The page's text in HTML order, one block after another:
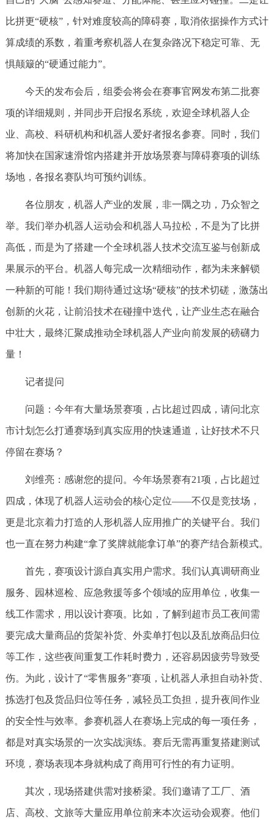
比拼更“硬核”，针对难度较高的障碍赛，取消依据操作方式计
算成绩的系数，着重考察机器人在复杂路况下稳定可靠、无
惧颠簸的“硬通过能力”。
今天的发布会后，组委会将会在赛事官网发布第二批赛
项的详细规则，并同步开启报名系统，欢迎全球机器人企
业、高校、科研机构和机器人爱好者报名参赛。同时，我们
将加快在国家速滑馆内搭建并开放场景赛与障碍赛项的训练
场地，各报名赛队均可预约训练。
各位朋友，机器人产业的发展，非一隅之功，乃众智之
举。我们举办机器人运动会和机器人马拉松，不是为了比拼
高低，而是为了搭建一个全球机器人技术交流互鉴与创新成
果展示的平台。机器人每完成一次精细动作，都为未来解锁
一种新的可能！我们期待通过这场“硬核”的技术切磋，激荡出
创新的火花，让前沿技术在碰撞中迭代，让产业生态在融合
中壮大，最终汇聚成推动全球机器人产业向前发展的磅礴力
量！
记者提问
问题：今年有大量场景赛项，占比超过四成，请问北京
市计划怎么打通赛场到真实应用的快速通道，让好技术不只
停留在赛场？
刘维亮： 感谢您的提问。今年场景赛有21项，占比超过
四成，体现了机器人运动会的核心定位——不仅是竞技场，
更是北京着力打造的人形机器人应用推广的关键平台。我们
也一直在努力构建“拿了奖牌就能拿订单”的赛产结合新模式。
首先，赛项设计源自真实用户需求。我们认真调研商业
服务、园林巡检、应急救援等多个领域的应用单位，收集一
线工作需求，用以设计赛项。比如，了解到超市员工夜间需
要完成大量商品的货架补货、外卖单打包以及乱放商品归位
等工作，这些夜间重复工作耗时费力，还容易因疲劳导致受
伤。为此，设计了“零售服务”赛项，让机器人承担自动补货、
拣选打包及货品归位等任务，减轻员工负担，提升夜间作业
的安全性与效率。参赛机器人在赛场上完成的每一项任务，
都是对真实场景的一次实战演练。赛后无需再重复搭建测试
环境，赛场表现本身就构成了商用可行性的有力证明。
其次，现场搭建供需对接桥梁。我们邀请了工厂、酒
店、高校、文旅等大量应用单位前来本次运动会观赛。他们